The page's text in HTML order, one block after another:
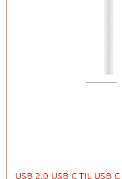
USB 2.0 USB C TIL USB